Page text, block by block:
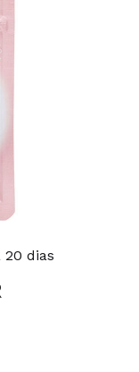
20 dias